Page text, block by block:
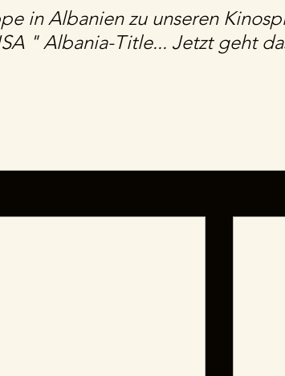
in Albanien zu unseren
" Albania-Title... Jetzt geht